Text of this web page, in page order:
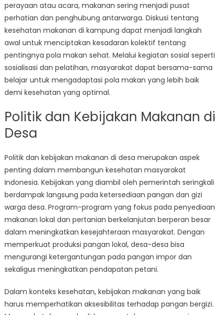
perayaan atau acara, makanan sering menjadi pusat
perhatian dan penghubung antarwarga. Diskusi tentang
kesehatan makanan di kampung dapat menjadi langkah
awal untuk menciptakan kesadaran kolektif tentang
pentingnya pola makan sehat. Melalui kegiatan sosial seperti
sosialisasi dan pelatihan, masyarakat dapat bersama-sama
belajar untuk mengadaptasi pola makan yang lebih baik
demi kesehatan yang optimal.
Politik dan Kebijakan Makanan di
Desa
Politik dan kebijakan makanan di desa merupakan aspek
penting dalam membangun kesehatan masyarakat
Indonesia. Kebijakan yang diambil oleh pemerintah seringkali
berdampak langsung pada ketersediaan pangan dan gizi
warga desa. Program-program yang fokus pada penyediaan
makanan lokal dan pertanian berkelanjutan berperan besar
dalam meningkatkan kesejahteraan masyarakat. Dengan
memperkuat produksi pangan lokal, desa-desa bisa
mengurangi ketergantungan pada pangan impor dan
sekaligus meningkatkan pendapatan petani.
Dalam konteks kesehatan, kebijakan makanan yang baik
harus memperhatikan aksesibilitas terhadap pangan bergizi.